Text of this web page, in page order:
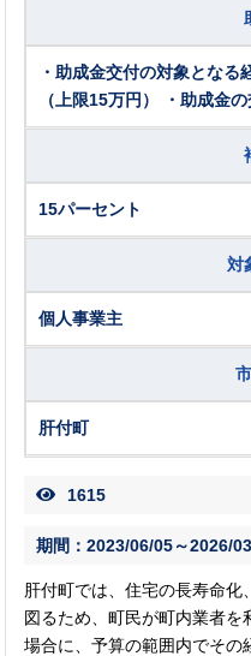
・助成金交付の対象とな
（上限15万円） ・助成金
15パーセント
対
個人事業主
肝付町
1615
期間：2023/06/05～2026/
肝付町では、住宅の長寿命化
図るため、町民が町内業者を
場合に、予算の範囲内でその